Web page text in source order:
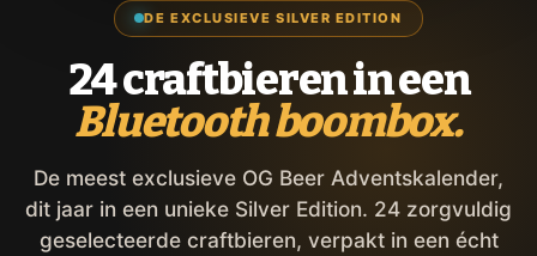
DE EXCLUSIEVE SILVER EDITION
24 craftbieren in een
Bluetooth boombox.
De meest exclusieve OG Beer Adventskalender,
dit jaar in een unieke Silver Edition. 24 zorgvuldig
geselecteerde craftbieren, verpakt in een écht